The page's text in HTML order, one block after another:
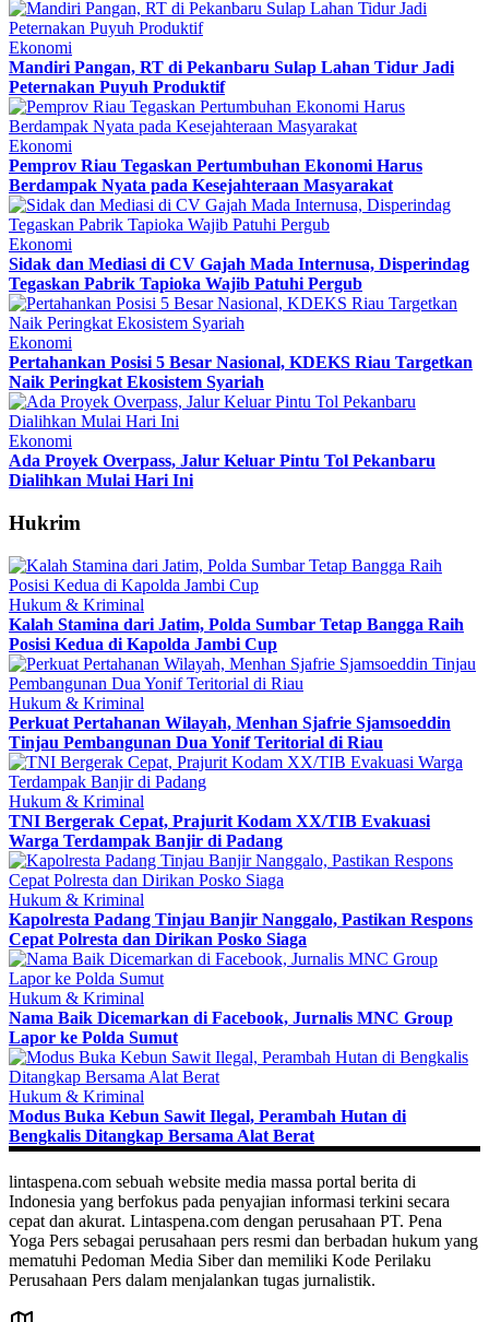
Ekonomi
Mandiri Pangan, RT di Pekanbaru Sulap Lahan Tidur Jadi
Peternakan Puyuh Produktif
Ekonomi
Pemprov Riau Tegaskan Pertumbuhan Ekonomi Harus
Berdampak Nyata pada Kesejahteraan Masyarakat
Ekonomi
Sidak dan Mediasi di CV Gajah Mada Internusa, Disperindag
Tegaskan Pabrik Tapioka Wajib Patuhi Pergub
Ekonomi
Pertahankan Posisi 5 Besar Nasional, KDEKS Riau Targetkan
Naik Peringkat Ekosistem Syariah
Ekonomi
Ada Proyek Overpass, Jalur Keluar Pintu Tol Pekanbaru
Dialihkan Mulai Hari Ini
Hukrim
Hukum & Kriminal
Kalah Stamina dari Jatim, Polda Sumbar Tetap Bangga Raih
Posisi Kedua di Kapolda Jambi Cup
Hukum & Kriminal
Perkuat Pertahanan Wilayah, Menhan Sjafrie Sjamsoeddin
Tinjau Pembangunan Dua Yonif Teritorial di Riau
Hukum & Kriminal
TNI Bergerak Cepat, Prajurit Kodam XX/TIB Evakuasi
Warga Terdampak Banjir di Padang
Hukum & Kriminal
Kapolresta Padang Tinjau Banjir Nanggalo, Pastikan Respons
Cepat Polresta dan Dirikan Posko Siaga
Hukum & Kriminal
Nama Baik Dicemarkan di Facebook, Jurnalis MNC Group
Lapor ke Polda Sumut
Hukum & Kriminal
Modus Buka Kebun Sawit Ilegal, Perambah Hutan di
Bengkalis Ditangkap Bersama Alat Berat
lintaspena.com sebuah website media massa portal berita di
Indonesia yang berfokus pada penyajian informasi terkini secara
cepat dan akurat. Lintaspena.com dengan perusahaan PT. Pena
Yoga Pers sebagai perusahaan pers resmi dan berbadan hukum yang
mematuhi Pedoman Media Siber dan memiliki Kode Perilaku
Perusahaan Pers dalam menjalankan tugas jurnalistik.